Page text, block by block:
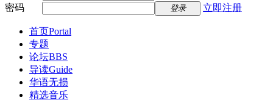
密码
登录 立即注册
首页Portal
专题
论坛BBS
导读Guide
华语无损
精选音乐